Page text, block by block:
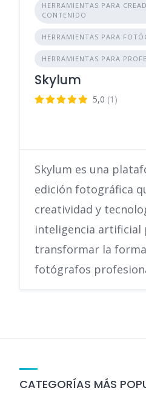
HERRAMIENTAS PARA
CONTENIDO
HERRAMIENTAS PARA
HERRAMIENTAS PARA
Skylum
5,0 (1)
Skylum es una
edición fotográfica
creatividad y
inteligencia artificial
transformar la
fotógrafos
CATEGORÍAS MÁS